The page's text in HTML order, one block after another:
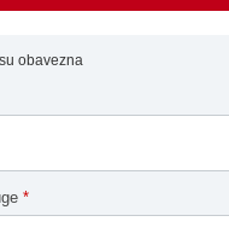
su obavezna
*